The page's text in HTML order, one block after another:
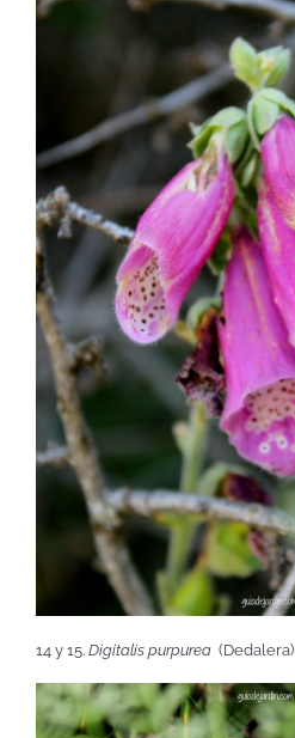
14 y 15. Digitalis purpurea (Dedalera)